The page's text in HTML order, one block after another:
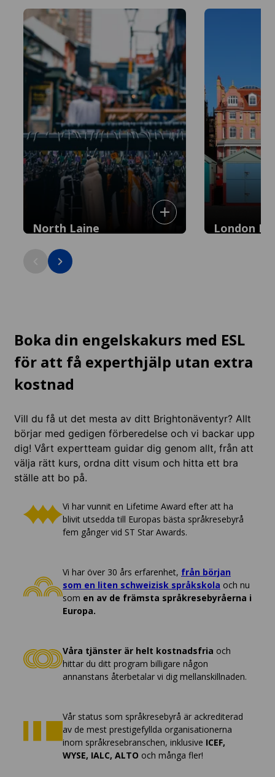
North Laine London
Boka din engelskakurs med ESL
för att få experthjälp utan extra
kostnad
Vill du få ut det mesta av ditt Brightonäventyr? Allt
börjar med gedigen förberedelse och vi backar upp
dig! Vårt expertteam guidar dig genom allt, från att
välja rätt kurs, ordna ditt visum och hitta ett bra
ställe att bo på.
Vi har vunnit en Lifetime Award efter att ha
blivit utsedda till Europas bästa språkresebyrå
fem gånger vid ST Star Awards.
Vi har över 30 års erfarenhet, från början
som en liten schweizisk språkskola och nu
som en av de främsta språkresebyråerna i
Europa.
Våra tjänster är helt kostnadsfria och
hittar du ditt program billigare någon
annanstans återbetalar vi dig mellanskillnaden.
Vår status som språkresebyrå är ackrediterad
av de mest prestigefyllda organisationerna
inom språkresebranschen, inklusive ICEF,
WYSE, IALC, ALTO och många fler!